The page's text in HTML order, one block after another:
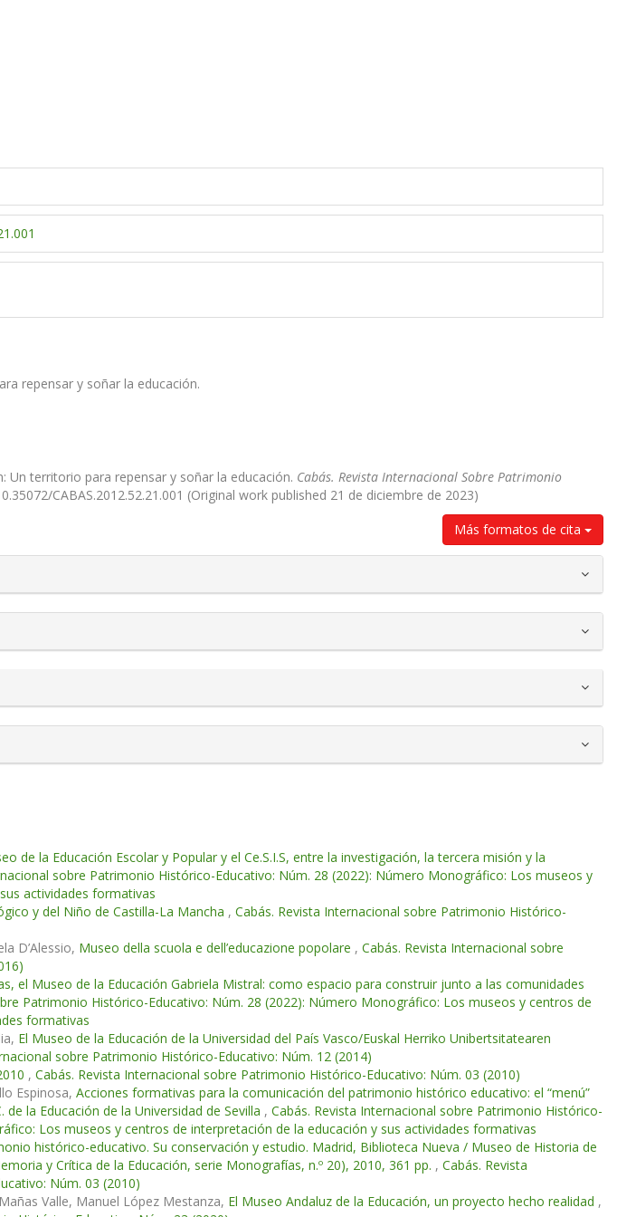
repensar y soñar la educación.
Un territorio para repensar y soñar la educación. Cabás. Revista Internacional Sobre Patrimonio
CABAS.2012.52.21.001 (Original work published 21 de diciembre de 2023)
Más formatos de cita
de la Educación Escolar y Popular y el Ce.S.I.S, entre la investigación, la tercera misión y la
sobre Patrimonio Histórico-Educativo: Núm. 28 (2022): Número Monográfico: Los museos y
actividades formativas
y del Niño de Castilla-La Mancha , Cabás. Revista Internacional sobre Patrimonio Histórico-
D’Alessio, Museo della scuola e dell’educazione popolare , Cabás. Revista Internacional sobre
el Museo de la Educación Gabriela Mistral: como espacio para construir junto a las comunidades
Patrimonio Histórico-Educativo: Núm. 28 (2022): Número Monográfico: Los museos y centros de
formativas
El Museo de la Educación de la Universidad del País Vasco/Euskal Herriko Unibertsitatearen
sobre Patrimonio Histórico-Educativo: Núm. 12 (2014)
, Cabás. Revista Internacional sobre Patrimonio Histórico-Educativo: Núm. 03 (2010)
Espinosa, Acciones formativas para la comunicación del patrimonio histórico educativo: el “menú”
la Educación de la Universidad de Sevilla , Cabás. Revista Internacional sobre Patrimonio Histórico-
Los museos y centros de interpretación de la educación y sus actividades formativas
histórico-educativo. Su conservación y estudio. Madrid, Biblioteca Nueva / Museo de Historia de
y Crítica de la Educación, serie Monografías, n.º 20), 2010, 361 pp. , Cabás. Revista
Núm. 03 (2010)
Valle, Manuel López Mestanza, El Museo Andaluz de la Educación, un proyecto hecho realidad ,